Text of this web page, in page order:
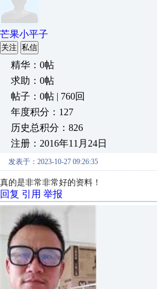
芒果小平子
关注 私信
精华：0帖
求助：0帖
帖子：0帖 | 760回
年度积分：127
历史总积分：826
注册：2016年11月24日
发表于：2023-10-27 09:26:35
真的是非常非常好的资料！
回复 引用 举报